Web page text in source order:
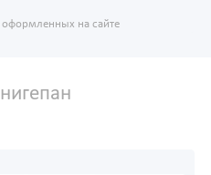
оформленных на сайте
нигепан